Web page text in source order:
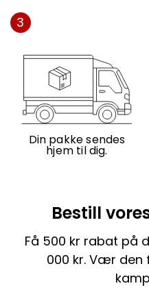
3
Din pakke sendes
hjem til dig.
Bestill
Få 500 kr rabat på
000 kr. Vær